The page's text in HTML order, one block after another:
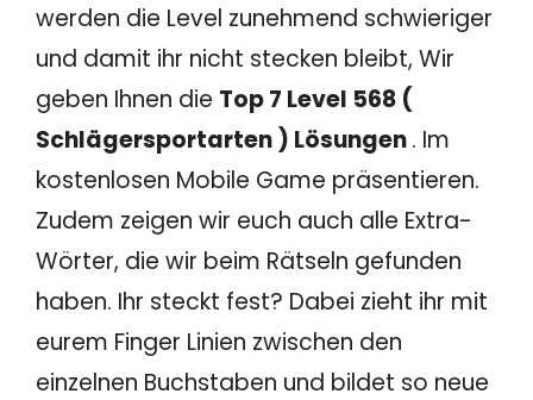
werden die Level zunehmend schwieriger
und damit ihr nicht stecken bleibt, Wir
geben Ihnen die Top 7 Level 568 (
Schlägersportarten ) Lösungen. Im
kostenlosen Mobile Game präsentieren.
Zudem zeigen wir euch auch alle Extra-
Wörter, die wir beim Rätseln gefunden
haben. Ihr steckt fest? Dabei zieht ihr mit
eurem Finger Linien zwischen den
einzelnen Buchstaben und bildet so neue